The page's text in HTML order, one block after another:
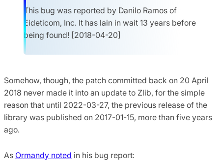
This bug was reported by Danilo Ramos of
Eideticom, Inc. It has lain in wait 13 years before
being found! [2018-04-20]
Somehow, though, the patch committed back on 20 April
2018 never made it into an update to Zlib, for the simple
reason that until 2022-03-27, the previous release of the
library was published on 2017-01-15, more than five years
ago.
As Ormandy noted in his bug report: